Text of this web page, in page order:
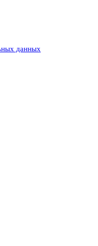
данных